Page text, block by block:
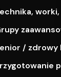
/ zdrowy